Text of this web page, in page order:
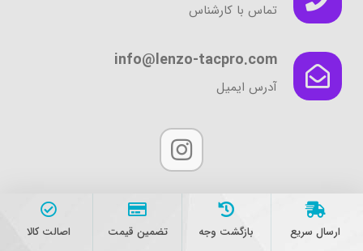
تماس با کارشناس
info@lenzo-tacpro.com
آدرس ایمیل
ارسال سریع بازگشت وجه تضمین قیمت اصالت کالا